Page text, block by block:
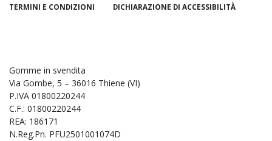
TERMINI E CONDIZIONI DICHIARAZIONE DI ACCESSIBILITÀ
Gomme in svendita
Via Gombe, 5 – 36016 Thiene (VI)
P.IVA 01800220244
C.F.: 01800220244
REA: 186171
N.Reg.Pn. PFU2501001074D